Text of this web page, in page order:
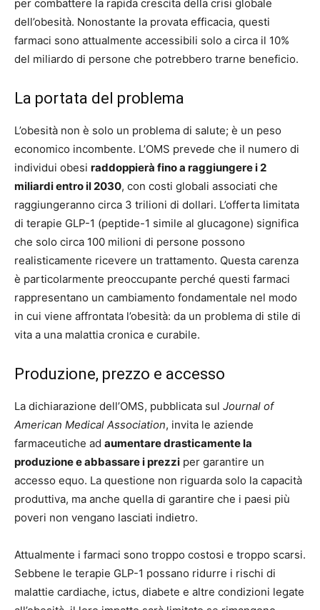
per combattere la rapida crescita della crisi globale
dell’obesità. Nonostante la provata efficacia, questi
farmaci sono attualmente accessibili solo a circa il 10%
del miliardo di persone che potrebbero trarne beneficio.
La portata del problema
L’obesità non è solo un problema di salute; è un peso
economico incombente. L’OMS prevede che il numero di
individui obesi raddoppierà fino a raggiungere i 2
miliardi entro il 2030, con costi globali associati che
raggiungeranno circa 3 trilioni di dollari. L’offerta limitata
di terapie GLP-1 (peptide-1 simile al glucagone) significa
che solo circa 100 milioni di persone possono
realisticamente ricevere un trattamento. Questa carenza
è particolarmente preoccupante perché questi farmaci
rappresentano un cambiamento fondamentale nel modo
in cui viene affrontata l’obesità: da un problema di stile di
vita a una malattia cronica e curabile.
Produzione, prezzo e accesso
La dichiarazione dell’OMS, pubblicata sul Journal of
American Medical Association, invita le aziende
farmaceutiche ad aumentare drasticamente la
produzione e abbassare i prezzi per garantire un
accesso equo. La questione non riguarda solo la capacità
produttiva, ma anche quella di garantire che i paesi più
poveri non vengano lasciati indietro.
Attualmente i farmaci sono troppo costosi e troppo scarsi.
Sebbene le terapie GLP-1 possano ridurre i rischi di
malattie cardiache, ictus, diabete e altre condizioni legate